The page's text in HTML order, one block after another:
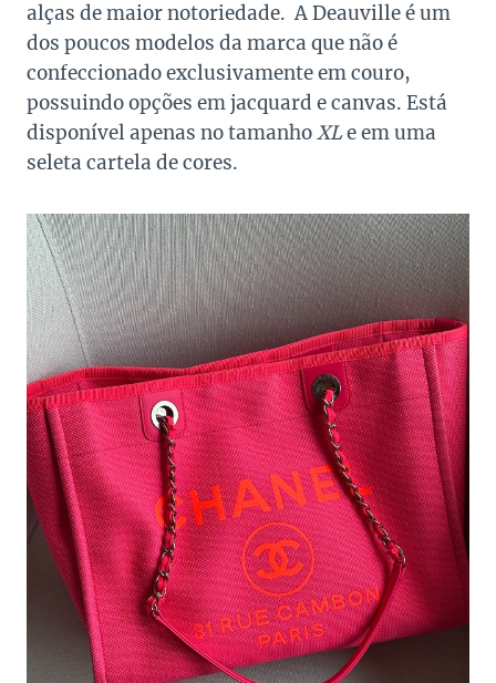
alças de maior notoriedade. A Deauville é um
dos poucos modelos da marca que não é
confeccionado exclusivamente em couro,
possuindo opções em jacquard e canvas. Está
disponível apenas no tamanhoXLe em uma
seleta cartela de cores.